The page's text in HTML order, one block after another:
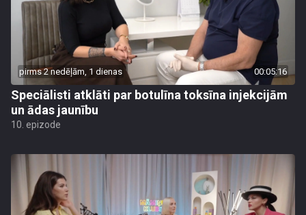
pirms 2 nedēļām, 1 dienas 00:05:16
Speciālisti atklāti par botulīna toksīna injekcijām
un ādas jaunību
10. epizode